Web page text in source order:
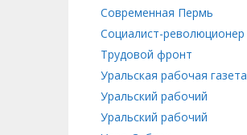
Современная Пермь
Социалист-революционер
Трудовой фронт
Уральская рабочая газета
Уральский рабочий
Уральский рабочий